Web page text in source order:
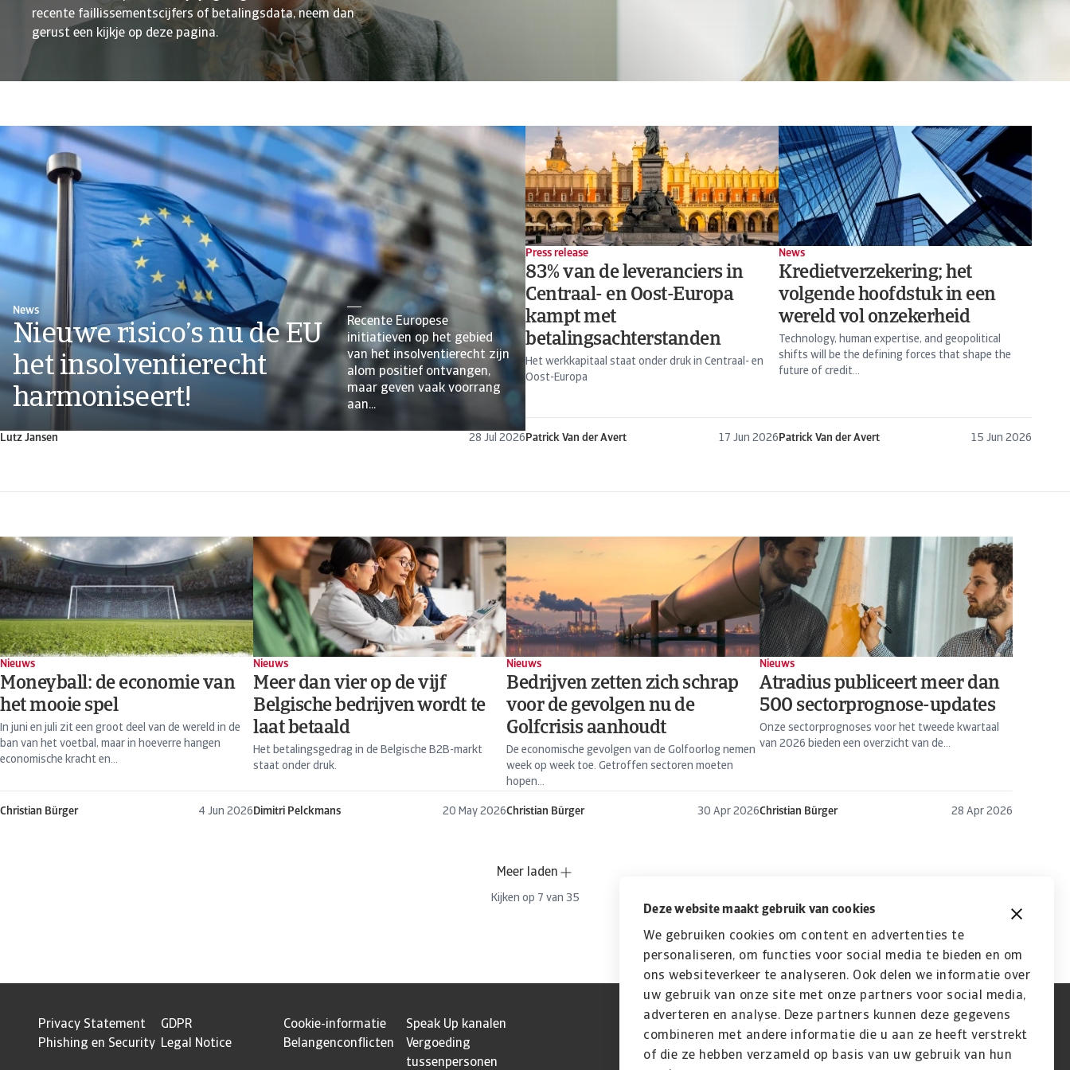
Deze website maakt gebruik van cookies
We gebruiken cookies om content en advertenties te
personaliseren, om functies voor social media te bieden en om
ons websiteverkeer te analyseren. Ook delen we informatie over
uw gebruik van onze site met onze partners voor social media,
adverteren en analyse. Deze partners kunnen deze gegevens
combineren met andere informatie die u aan ze heeft verstrekt
of die ze hebben verzameld op basis van uw gebruik van hun
recente faillissementscijfers of betalingsdata, neem dan
gerust een kijkje op deze pagina.
News
Nieuwe risico’s nu de EU
het insolventierecht
harmoniseert!
Recente Europese
initiatieven op het gebied
van het insolventierecht zijn
alom positief ontvangen,
maar geven vaak voorrang
aan...
Lutz Jansen 28 Jul 2026
Press release
83% van de leveranciers in
Centraal- en Oost-Europa
kampt met
betalingsachterstanden
Het werkkapitaal staat onder druk in Centraal- en
Oost-Europa
Patrick Van der Avert 17 Jun 2026
News
Kredietverzekering; het
volgende hoofdstuk in een
wereld vol onzekerheid
Technology, human expertise, and geopolitical
shifts will be the defining forces that shape the
future of credit...
Patrick Van der Avert 15 Jun 2026
Nieuws
Moneyball: de economie van
het mooie spel
In juni en juli zit een groot deel van de wereld in de
ban van het voetbal, maar in hoeverre hangen
economische kracht en...
Christian Bürger 4 Jun 2026
Nieuws
Meer dan vier op de vijf
Belgische bedrijven wordt te
laat betaald
Het betalingsgedrag in de Belgische B2B-markt
staat onder druk.
Dimitri Pelckmans 20 May 2026
Nieuws
Bedrijven zetten zich schrap
voor de gevolgen nu de
Golfcrisis aanhoudt
De economische gevolgen van de Golfoorlog nemen
week op week toe. Getroffen sectoren moeten
hopen...
Christian Bürger 30 Apr 2026
Nieuws
Atradius publiceert meer dan
500 sectorprognose-updates
Onze sectorprognoses voor het tweede kwartaal
van 2026 bieden een overzicht van de...
Christian Bürger 28 Apr 2026
Meer laden
Kijken op 7 van 35
Privacy Statement GDPR Cookie-informatie
Speak Up kanalen
Phishing en Security Legal Notice Belangenconflicten
Vergoeding
tussenpersonen